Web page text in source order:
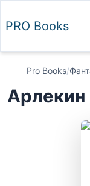
PRO Books
Pro Books/
Арлекин